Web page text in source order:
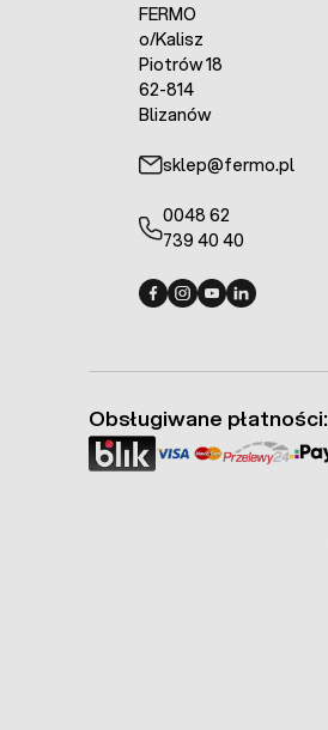
FERMO
o/Kalisz
Piotrów 18
62-814
Blizanów
sklep@fermo.pl
0048 62
739 40 40
Obsługiwane płatności: